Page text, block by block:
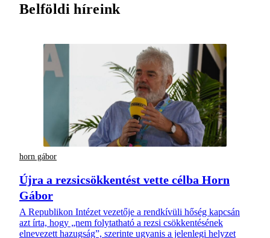
Belföldi híreink
horn gábor
Újra a rezsicsökkentést vette célba Horn
Gábor
A Republikon Intézet vezetője a rendkívüli hőség kapcsán
azt írta, hogy „nem folytatható a rezsi csökkentésének
elnevezett hazugság”, szerinte ugyanis a jelenlegi helyzet